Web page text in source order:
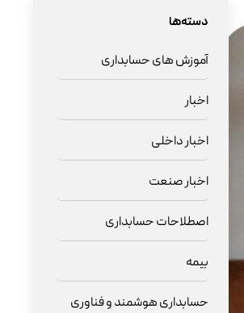
دسته‌ها
آموزش های حسابداری
اخبار
اخبار داخلی
اخبار صنعت
اصطلاحات حسابداری
بیمه
حسابداری هوشمند و فناوری